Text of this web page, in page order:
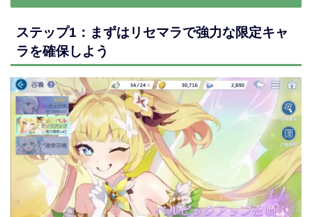
ステップ1：まずはリセマラで強力な限定キャ
ラを確保しよう